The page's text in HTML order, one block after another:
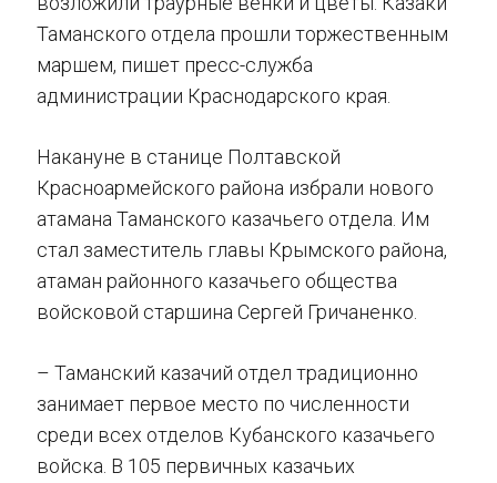
Таманского отдела прошли торжественным
маршем, пишет пресс-служба
администрации Краснодарского края.
Накануне в станице Полтавской
Красноармейского района избрали нового
атамана Таманского казачьего отдела. Им
стал заместитель главы Крымского района,
атаман районного казачьего общества
войсковой старшина Сергей Гричаненко.
– Таманский казачий отдел традиционно
занимает первое место по численности
среди всех отделов Кубанского казачьего
войска. В 105 первичных казачьих